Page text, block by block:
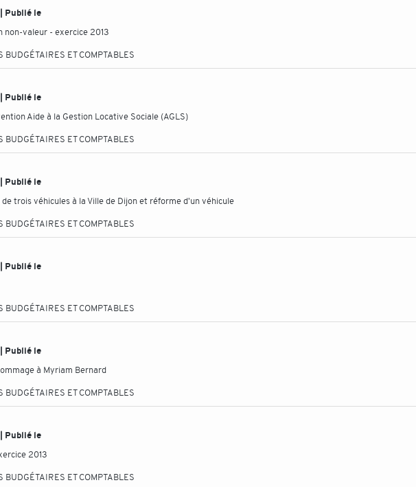
Publié le
non-valeur - exercice 2013
BUDGÉTAIRES ET COMPTABLES
Publié le
Aide à la Gestion Locative Sociale (AGLS)
BUDGÉTAIRES ET COMPTABLES
Publié le
trois véhicules à la Ville de Dijon et réforme d'un véhicule
BUDGÉTAIRES ET COMPTABLES
Publié le
BUDGÉTAIRES ET COMPTABLES
Publié le
à Myriam Bernard
BUDGÉTAIRES ET COMPTABLES
Publié le
2013
BUDGÉTAIRES ET COMPTABLES